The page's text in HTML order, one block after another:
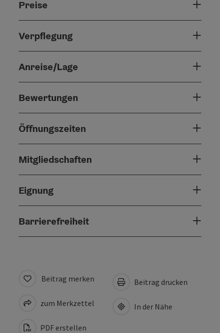
Preise
Verpflegung
Anreise/Lage
Bewertungen
Öffnungszeiten
Mitgliedschaften
Eignung
Barrierefreiheit
Beitrag merken
zum Merkzettel
PDF erstellen
Beitrag drucken
In der Nähe